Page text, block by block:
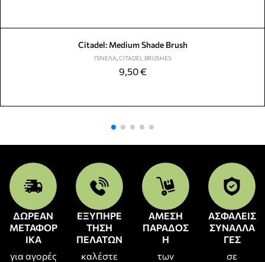
Citadel: Medium Shade Brush
ΠΙΝΈΛΑ CITADEL BRUSHES
9,50€
ΔΩΡΕΑΝ
ΜΕΤΑΦΟΡ
ΙΚΑ
για αγορές
ΕΞΥΠΗΡΕ
ΤΗΣΗ
ΠΕΛΑΤΩΝ
καλέστε
ΑΜΕΣΗ
ΠΑΡΑΔΟΣ
Η
των
ΑΣΦΑΛΕΙΣ
ΣΥΝΑΛΛΑ
ΓΕΣ
σε